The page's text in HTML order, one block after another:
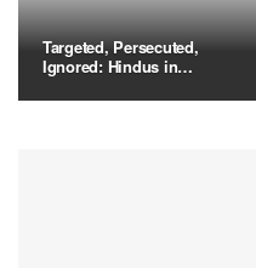
Targeted, Persecuted,
Ignored: Hindus in